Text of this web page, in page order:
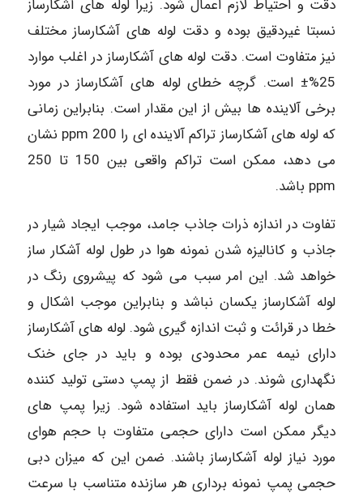
دقت و احتیاط لازم اعمال شود. زیرا لوله های آشکارساز
نسبتا غیردقیق بوده و دقت لوله های آشکارساز مختلف
نیز متفاوت است. دقت لوله های آشکارساز در اغلب موارد
25%± است. گرچه خطای لوله های آشکارساز در مورد
برخی آلاینده ها بیش از این مقدار است. بنابراین زمانی
که لوله های آشکارساز تراکم آلاینده ای را 200 ppm نشان
می دهد، ممکن است تراکم واقعی بین 150 تا 250
ppm باشد.
تفاوت در اندازه ذرات جاذب جامد، موجب ایجاد شیار در
جاذب و کانالیزه شدن نمونه هوا در طول لوله آشکار ساز
خواهد شد. این امر سبب می شود که پیشروی رنگ در
لوله آشکارساز یکسان نباشد و بنابراین موجب اشکال و
خطا در قرائت و ثبت اندازه گیری شود. لوله های آشکارساز
دارای نیمه عمر محدودی بوده و باید در جای خنک
نگهداری شوند. در ضمن فقط از پمپ دستی تولید کننده
همان لوله آشکارساز باید استفاده شود. زیرا پمپ های
دیگر ممکن است دارای حجمی متفاوت با حجم هوای
مورد نیاز لوله آشکارساز باشند. ضمن این که میزان دبی
حجمی پمپ نمونه برداری هر سازنده متناسب با سرعت